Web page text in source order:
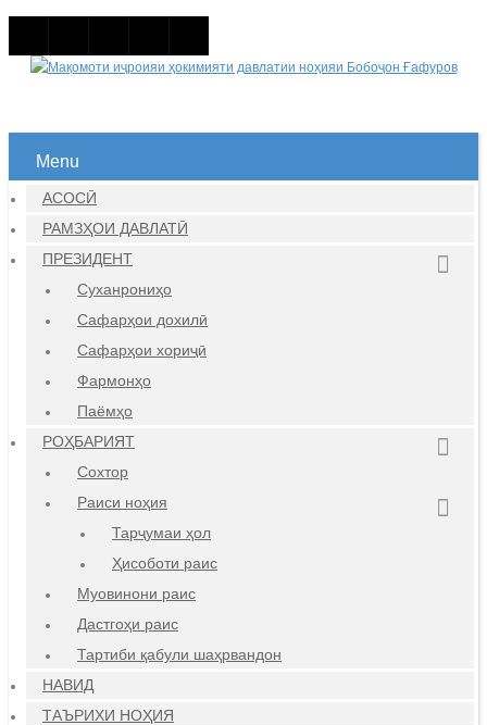
Menu
АСОСӢ
РАМЗҲОИ ДАВЛАТӢ
ПРЕЗИДЕНТ
Суханрониҳо
Сафарҳои дохилӣ
Сафарҳои хориҷӣ
Фармонҳо
Паёмҳо
РОҲБАРИЯТ
Сохтор
Раиси ноҳия
Тарҷумаи ҳол
Ҳисоботи раис
Муовинони раис
Дастгоҳи раис
Тартиби қабули шаҳрвандон
НАВИД
ТАЪРИХИ НОҲИЯ